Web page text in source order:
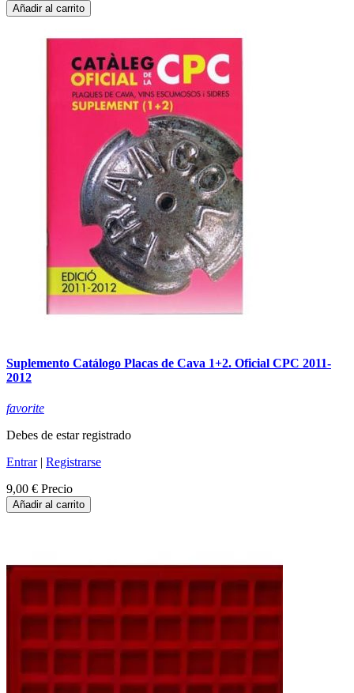
Añadir al carrito
Suplemento Catálogo Placas de Cava 1+2. Oficial CPC 2011-
2012
favorite
Debes de estar registrado
Entrar| Registrarse
9,00 € Precio
Añadir al carrito